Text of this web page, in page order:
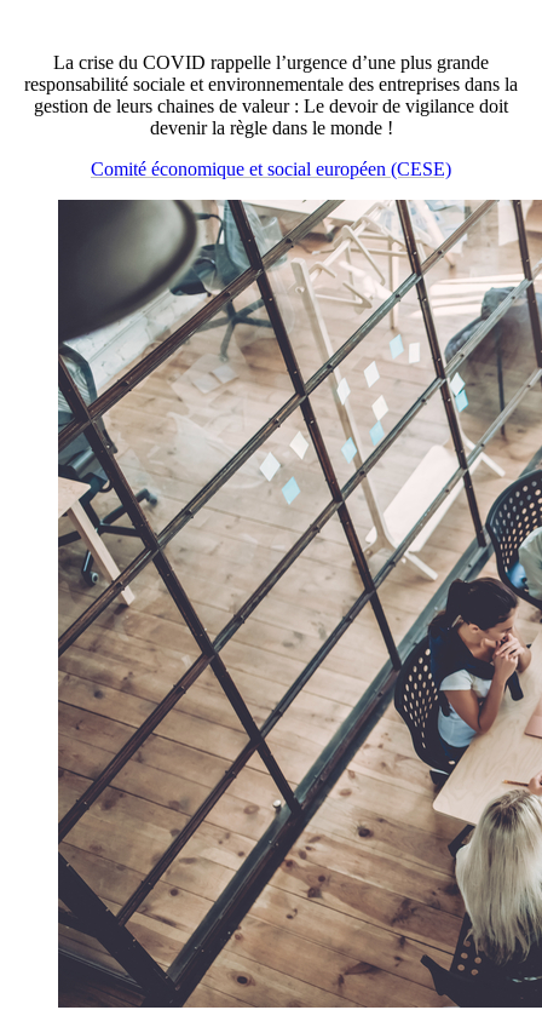
La crise du COVID rappelle l’urgence d’une plus grande
responsabilité sociale et environnementale des entreprises dans la
gestion de leurs chaines de valeur : Le devoir de vigilance doit
devenir la règle dans le monde !
Comité économique et social européen (CESE)